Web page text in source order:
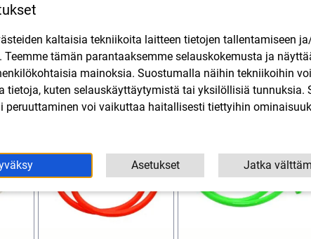
5x8mm, 1 metri
3,60€ SIS. ALV
Lisää ostoskoriin
3,60€ SIS. ALV
Lisää ostoskoriin
kaltaisia tekniikoita laitteen tietojen tallentamiseen
Teemme tämän parantaaksemme selauskokemusta ja
mainoksia. Suostumalla näihin tekniikoihin
tietoja, kuten selauskäyttäytymistä tai yksilöllisiä tunnuksia.
peruuttaminen voi vaikuttaa haitallisesti tiettyihin
Asetukset Jatka